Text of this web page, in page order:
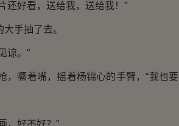
好看，送给我，送给我！”
手抽了去。
谅。”
噘着嘴，摇着杨锦心的手臂，“我也要
，好不好？”